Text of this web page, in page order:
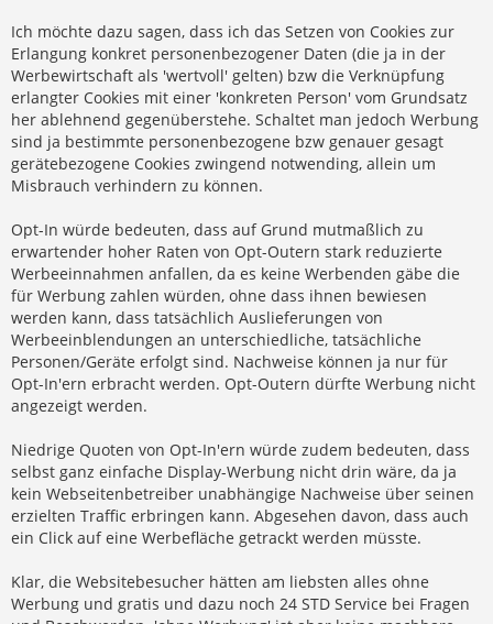
Ich möchte dazu sagen, dass ich das Setzen von Cookies zur
Erlangung konkret personenbezogener Daten (die ja in der
Werbewirtschaft als 'wertvoll' gelten) bzw die Verknüpfung
erlangter Cookies mit einer 'konkreten Person' vom Grundsatz
her ablehnend gegenüberstehe. Schaltet man jedoch Werbung
sind ja bestimmte personenbezogene bzw genauer gesagt
gerätebezogene Cookies zwingend notwending, allein um
Misbrauch verhindern zu können.
Opt-In würde bedeuten, dass auf Grund mutmaßlich zu
erwartender hoher Raten von Opt-Outern stark reduzierte
Werbeeinnahmen anfallen, da es keine Werbenden gäbe die
für Werbung zahlen würden, ohne dass ihnen bewiesen
werden kann, dass tatsächlich Auslieferungen von
Werbeeinblendungen an unterschiedliche, tatsächliche
Personen/Geräte erfolgt sind. Nachweise können ja nur für
Opt-In'ern erbracht werden. Opt-Outern dürfte Werbung nicht
angezeigt werden.
Niedrige Quoten von Opt-In'ern würde zudem bedeuten, dass
selbst ganz einfache Display-Werbung nicht drin wäre, da ja
kein Webseitenbetreiber unabhängige Nachweise über seinen
erzielten Traffic erbringen kann. Abgesehen davon, dass auch
ein Click auf eine Werbefläche getrackt werden müsste.
Klar, die Websitebesucher hätten am liebsten alles ohne
Werbung und gratis und dazu noch 24 STD Service bei Fragen